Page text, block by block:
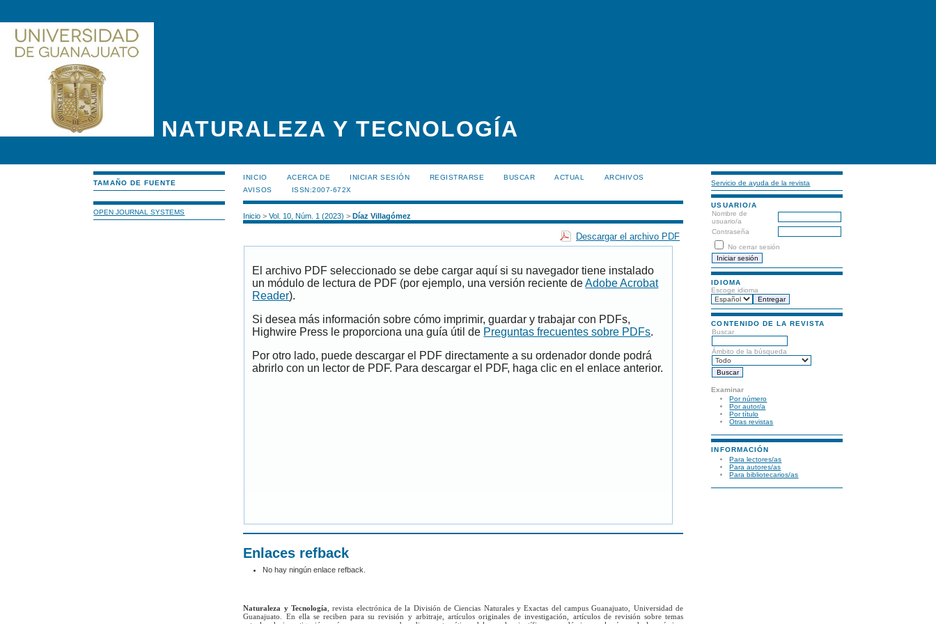
NATURALEZA Y TECNOLOGÍA
TAMAÑO DE FUENTE
OPEN JOURNAL SYSTEMS
Servicio de ayuda de la revista
USUARIO/A
Nombre de
usuario/a
Contraseña
No cerrar sesión
IDIOMA
Escoge idioma
CONTENIDO DE LA REVISTA
Buscar
Ámbito de la búsqueda
Examinar
Por número
Por autor/a
Por título
Otras revistas
INFORMACIÓN
Para lectores/as
Para autores/as
Para bibliotecarios/as
INICIO ACERCA DE INICIAR SESIÓN REGISTRARSE BUSCAR ACTUAL
ARCHIVOS
AVISOS
ISSN:2007-672X
Inicio >Vol. 10, Núm. 1 (2023) >Díaz Villagómez
Descargar el archivo PDF
El archivo PDF seleccionado se debe cargar aquí si su navegador tiene instalado
un módulo de lectura de PDF (por ejemplo, una versión reciente deAdobe Acrobat
Reader).
Si desea más información sobre cómo imprimir, guardar y trabajar con PDFs,
Highwire Press le proporciona una guía útil de Preguntas frecuentes sobre PDFs.
Por otro lado, puede descargar el PDF directamente a su ordenador donde podrá
abrirlo con un lector de PDF. Para descargar el PDF, haga clic en el enlace anterior.
Enlaces refback
No hay ningún enlace refback.
Naturaleza y Tecnología , revista electrónica de la División de Ciencias Naturales y Exactas del campus Guanajuato, Universidad de
Guanajuato. En ella se reciben para su revisión y arbitraje, artículos originales de investigación, artículos de revisión sobre temas